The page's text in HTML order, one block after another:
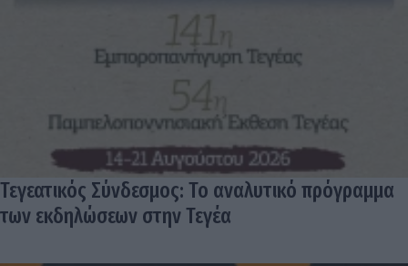
Τεγεατικός Σύνδεσμος: Το αναλυτικό πρόγραμμα
των εκδηλώσεων στην Τεγέα